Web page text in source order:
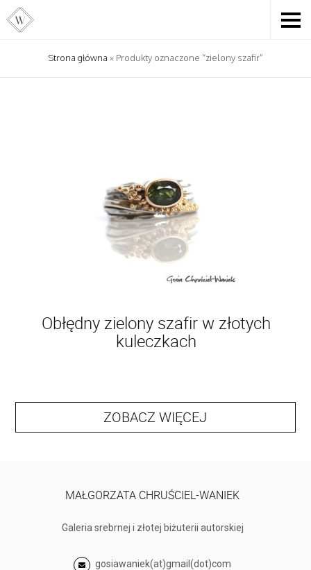
Strona główna » Produkty oznaczone “zielony szafir”
Obłędny zielony szafir w złotych
kuleczkach
ZOBACZ WIĘCEJ
MAŁGORZATA CHRUŚCIEL-WANIEK
Galeria srebrnej i złotej biżuterii autorskiej
gosiawaniek(at)gmail(dot)com